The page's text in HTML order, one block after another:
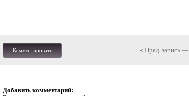
Комментировать « Пред. запись—
Добавить комментарий: